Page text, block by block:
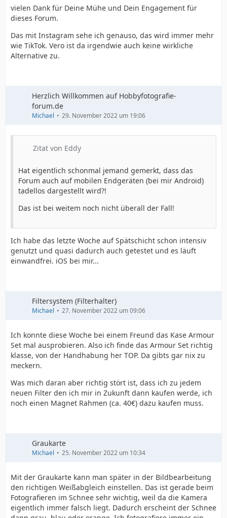
vielen Dank für Deine Mühe und Dein Engagement für
dieses Forum.
Das mit Instagram sehe ich genauso, das wird immer mehr
wie TikTok. Vero ist da irgendwie auch keine wirkliche
Alternative zu.
Herzlich Willkommen auf Hobbyfotografie-
forum.de
Michael 29. November 2022 um 19:06
Zitat von Eddy
Hat eigentlich schonmal jemand gemerkt, dass das
Forum auch auf mobilen Endgeräten (bei mir Android)
tadellos dargestellt wird?!
Das ist bei weitem noch nicht überall der Fall!
Ich habe das letzte Woche auf Spätschicht schon intensiv
genutzt und quasi dadurch auch getestet und es läuft
einwandfrei. iOS bei mir...
Filtersystem (Filterhalter)
Michael 27. November 2022 um 09:06
Ich konnte diese Woche bei einem Freund das Kase Armour
Set mal ausprobieren. Also ich finde das Armour Set richtig
klasse, von der Handhabung her TOP. Da gibts gar nix zu
meckern.
Was mich daran aber richtig stört ist, dass ich zu jedem
neuen Filter den ich mir in Zukunft dann kaufen werde, ich
noch einen Magnet Rahmen (ca. 40€) dazu kaufen muss.
Graukarte
Michael 25. November 2022 um 10:34
Mit der Graukarte kann man später in der Bildbearbeitung
den richtigen Weißabgleich einstellen. Das ist gerade beim
Fotografieren im Schnee sehr wichtig, weil da die Kamera
eigentlich immer falsch liegt. Dadurch erscheint der Schnee